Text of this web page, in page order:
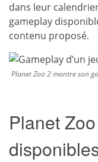
dans leur
gameplay
contenu proposé.
Planet Zoo 2 montre son
Planet